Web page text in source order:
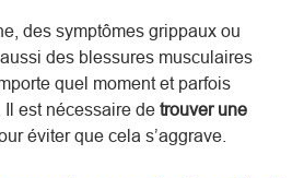
des symptômes grippaux ou
des blessures musculaires
quel moment et parfois
Il est nécessaire de trouver une
éviter que cela s’aggrave.